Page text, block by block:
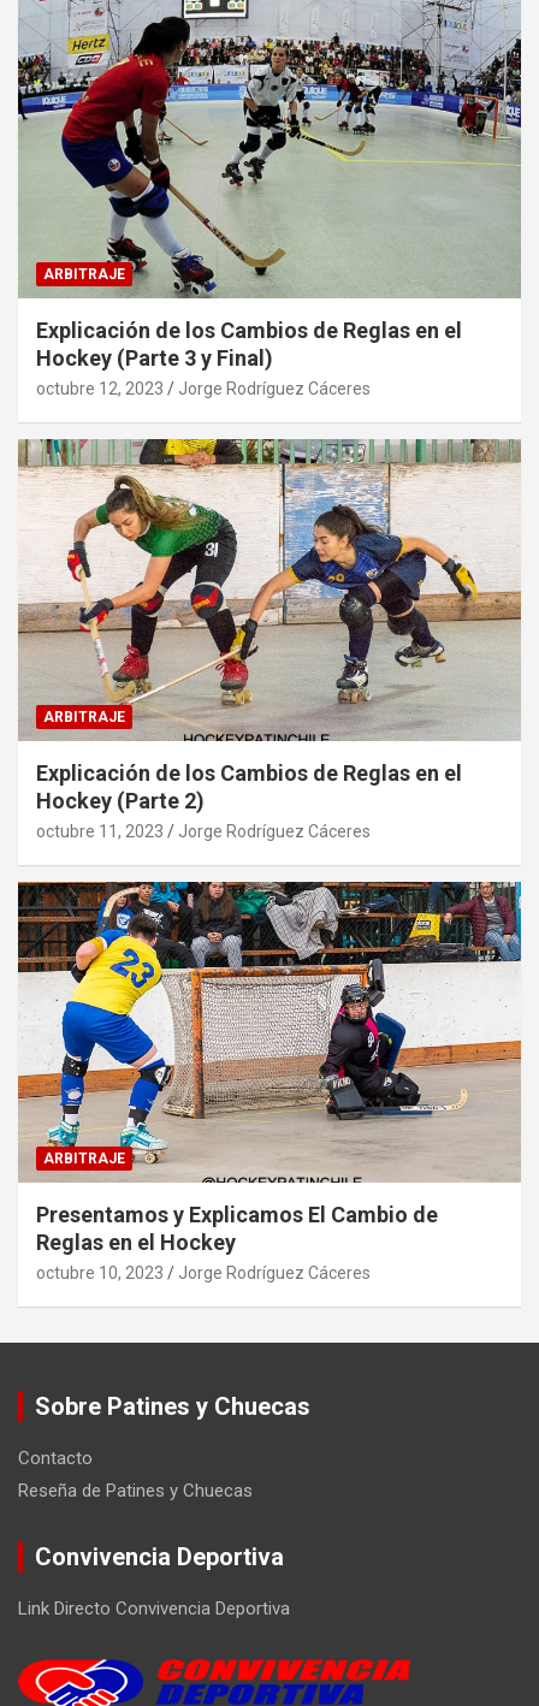
ARBITRAJE
Explicación de los Cambios de Reglas en el
Hockey (Parte 3 y Final)
octubre 12, 2023 Jorge Rodríguez Cáceres
ARBITRAJE
Explicación de los Cambios de Reglas en el
Hockey (Parte 2)
octubre 11, 2023 Jorge Rodríguez Cáceres
ARBITRAJE
Presentamos y Explicamos El Cambio de
Reglas en el Hockey
octubre 10, 2023 Jorge Rodríguez Cáceres
Sobre Patines y Chuecas
Contacto
Reseña de Patines y Chuecas
Convivencia Deportiva
Link Directo Convivencia Deportiva